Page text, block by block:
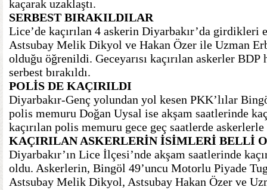
kaçarak uzaklaştı.
SERBEST BIRAKILDILAR
Lice’de kaçırılan 4 askerin Diyarbakır’da girdikleri
Astsubay Melik Dikyol ve Hakan Özer ile Uzman
olduğu öğrenildi. Geceyarısı kaçırılan askerler
serbest bırakıldı.
POLİS DE KAÇIRILDI
Diyarbakır-Genç yolundan yol kesen PKK’lılar
polis memuru Doğan Uysal ise akşam saatlerinde
kaçırılan polis memuru gece geç saatlerde
KAÇIRILAN ASKERLERİN İSİMLERİ BELLİ
Diyarbakır’ın Lice İlçesi’nde akşam saatlerinde
oldu. Askerlerin, Bingöl 49’uncu Motorlu Piyade
Astsubay Melik Dikyol, Astsubay Hakan Özer ve